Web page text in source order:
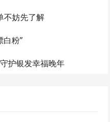
不妨先了解
白粉”
护银发幸福晚年